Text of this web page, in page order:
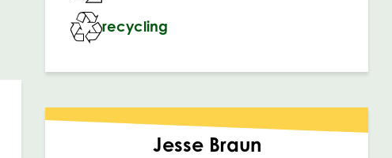
recycling
Jesse Braun